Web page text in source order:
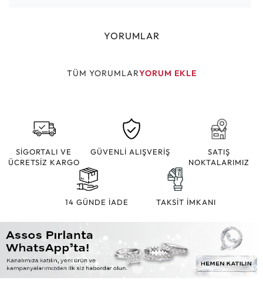
YORUMLAR
TÜM YORUMLARYORUM EKLE
SİGORTALI VE
ÜCRETSİZ KARGO
GÜVENLİ ALIŞVERİŞ
SATIŞ
NOKTALARIMIZ
14 GÜNDE İADE TAKSİT İMKANI